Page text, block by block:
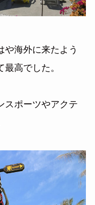
や海外に来たよう
高でした。
スポーツやアクテ